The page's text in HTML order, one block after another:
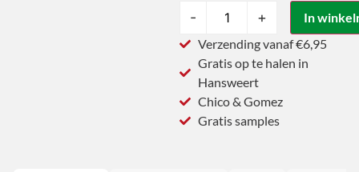
- +
In
Verzending vanaf €6,95
Gratis op te halen in
Hansweert
Chico & Gomez
Gratis samples